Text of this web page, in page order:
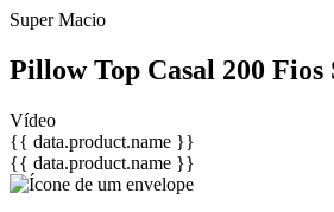
Super Macio
Pillow Top Casal 200
Vídeo
{{ data.product.name }}
{{ data.product.name }}